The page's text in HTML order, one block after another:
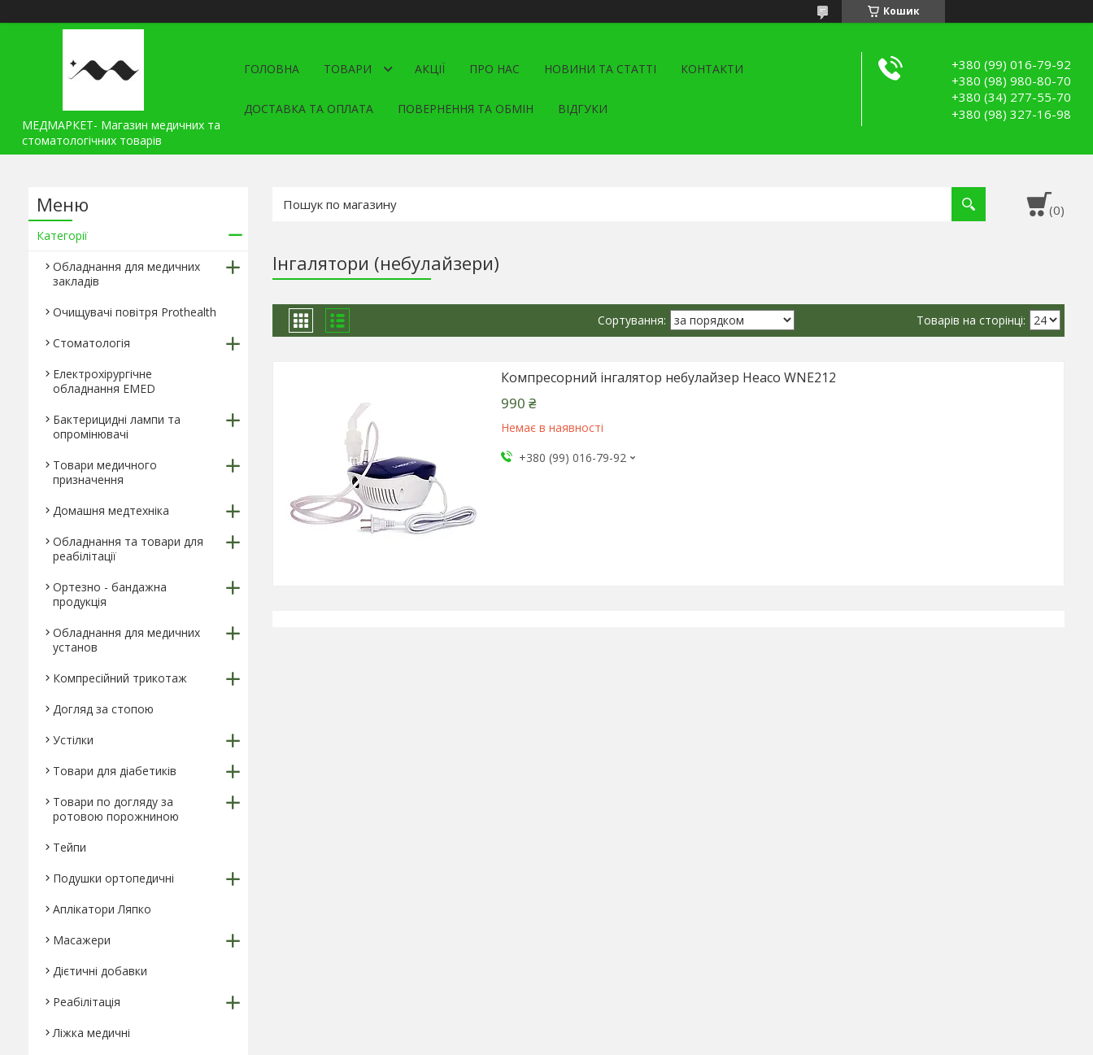
Кошик
МЕДМАРКЕТ- Магазин медичних та
стоматологічних товарів
ГОЛОВНА ТОВАРИ АКЦІЇ ПРО НАС НОВИНИ ТА СТАТТІ КОНТАКТИ
ДОСТАВКА ТА ОПЛАТА ПОВЕРНЕННЯ ТА ОБМІН ВІДГУКИ
+380 (99) 016-79-92
+380 (98) 980-80-70
+380 (34) 277-55-70
+380 (98) 327-16-98
Інгалятори (небулайзери)
Компресорний інгалятор небулайзер Heaco WNE212
990 ₴
Немає в наявності
+380 (99) 016-79-92
Категорії
Обладнання для медичних
закладів
Очищувачі повітря Prothealth
Стоматологія
Електрохірургічне
обладнання EMED
Бактерицидні лампи та
опромінювачі
Товари медичного
призначення
Домашня медтехніка
Обладнання та товари для
реабілітації
Ортезно - бандажна
продукція
Обладнання для медичних
установ
Компресійний трикотаж
Догляд за стопою
Устілки
Товари для діабетиків
Товари по догляду за
ротовою порожниною
Тейпи
Подушки ортопедичні
Аплікатори Ляпко
Масажери
Дієтичні добавки
Реабілітація
Ліжка медичні